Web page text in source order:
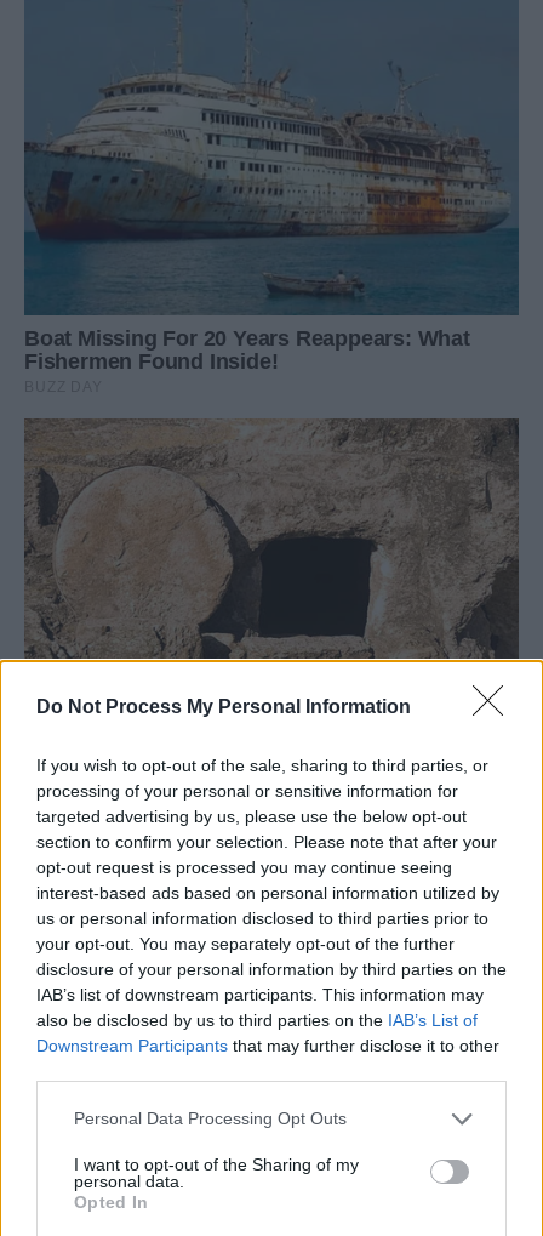
Do Not Process My Personal Information
If you wish to opt-out of the sale, sharing to third parties, or
processing of your personal or sensitive information for
targeted advertising by us, please use the below opt-out
section to confirm your selection. Please note that after your
opt-out request is processed you may continue seeing
interest-based ads based on personal information utilized by
us or personal information disclosed to third parties prior to
your opt-out. You may separately opt-out of the further
disclosure of your personal information by third parties on the
IAB’s list of downstream participants. This information may
also be disclosed by us to third parties on the IAB’s List of
Downstream Participants that may further disclose it to other
Personal Data Processing Opt Outs
I want to opt-out of the Sharing of my
personal data.
Opted In